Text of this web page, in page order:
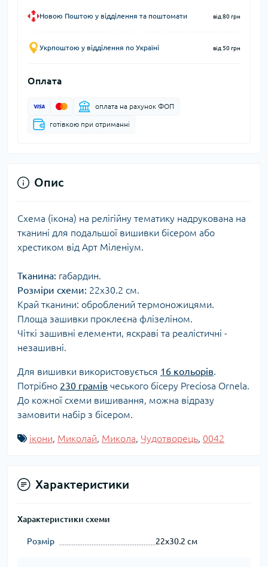
Новою Поштою у відділення та поштомати від 80 грн
Укрпоштою у відділення по Україні від 50 грн
Оплата
оплата на рахунок ФОП
готівкою при отриманні
Опис
Схема (ікона) на релігійну тематику надрукована на
тканині для подальшої вишивки бісером або
хрестиком від Арт Міленіум.
Тканина: габардин.
Розміри схеми: 22x30.2 см.
Край тканини: оброблений термоножицями.
Площа зашивки проклеєна флізеліном.
Чіткі зашивні елементи, яскраві та реалістичні -
незашивні.
Для вишивки використовується 16 кольорів.
Потрібно 230 грамів чеського бісеру Preciosa Ornela.
До кожної схеми вишивання, можна відразу
замовити набір з бісером.
ікони, Миколай, Микола, Чудотворець, 0042
Характеристики
Характеристики схеми
Розмір 22x30.2 см